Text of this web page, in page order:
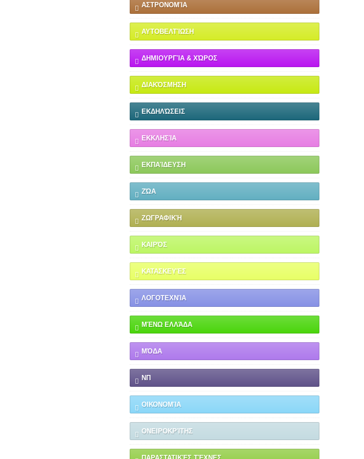
ΑΣΤΡΟΝΟΜΊΑ
ΑΥΤΟΒΕΛΤΊΩΣΗ
ΔΗΜΙΟΥΡΓΊΑ & ΧΏΡΟΣ
ΔΙΑΚΌΣΜΗΣΗ
ΕΚΔΗΛΏΣΕΙΣ
ΕΚΚΛΗΣΊΑ
ΕΚΠΑΊΔΕΥΣΗ
ΖΏΑ
ΖΩΓΡΑΦΙΚΉ
ΚΑΙΡΌΣ
ΚΑΤΑΣΚΕΥΈΣ
ΛΟΓΟΤΕΧΝΊΑ
ΜΈΝΩ ΕΛΛΆΔΑ
ΜΌΔΑ
ΝΠ
ΟΙΚΟΝΟΜΊΑ
ΟΝΕΙΡΟΚΡΊΤΗΣ